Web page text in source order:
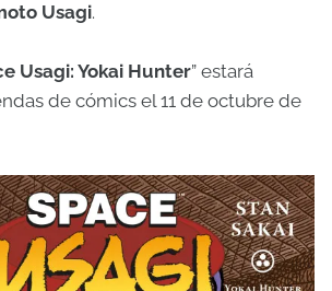
Usagi.
Usagi: Yokai Hunter” estará
de cómics el 11 de octubre de